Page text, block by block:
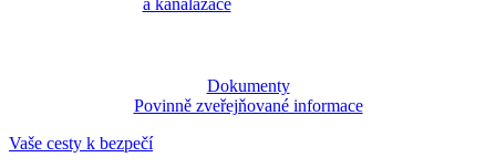
Dokumenty
Povinně zveřejňované informace
Vaše cesty k bezpečí